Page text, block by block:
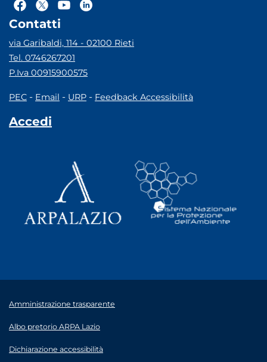
Contatti
via Garibaldi, 114 - 02100 Rieti
Tel. 0746267201
P.Iva 00915900575
PEC - Email - URP - Feedback Accessibilità
Accedi
Amministrazione trasparente
Albo pretorio ARPA Lazio
Dichiarazione accessibilità